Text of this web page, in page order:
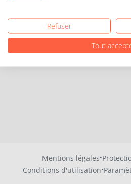
Mentions légales·
Conditions d'utilisation·
Refuser
Tout